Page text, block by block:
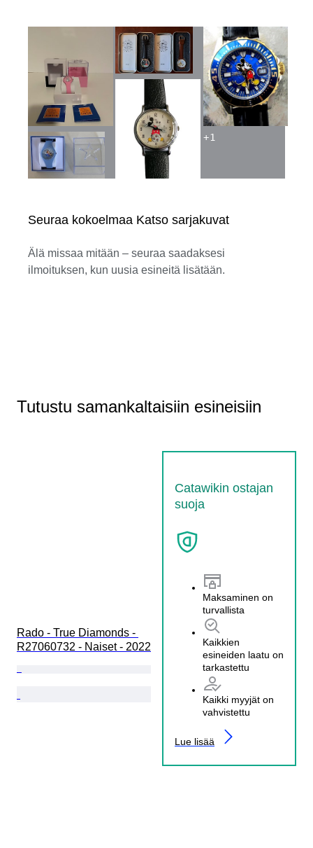
Seuraa kokoelmaa Katso sarjakuvat
Älä missaa mitään – seuraa saadaksesi
ilmoituksen, kun uusia esineitä lisätään.
+1
Tutustu samankaltaisiin esineisiin
Catawikin ostajan
suoja
Maksaminen on
turvallista
Kaikkien
esineiden laatu on
tarkastettu
Kaikki myyjät on
vahvistettu
Lue lisää
Rado - True Diamonds -
R27060732 - Naiset - 2022